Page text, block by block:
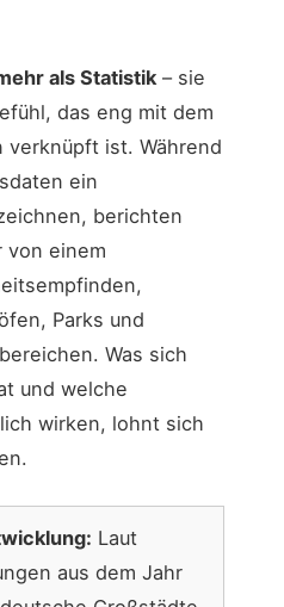
als Statistik– sie
das eng mit dem
ist. Während
ein
berichten
von einem
Parks und
Was sich
und welche
wirken, lohnt sich
Laut
aus dem Jahr